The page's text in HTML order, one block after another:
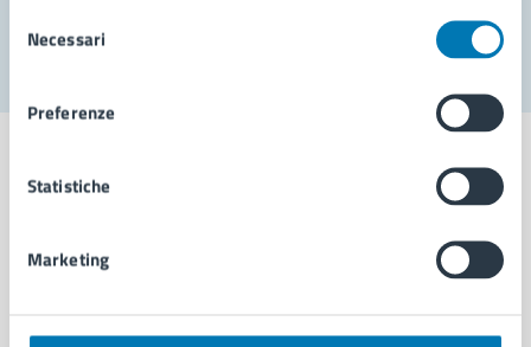
delNecessari
Preferenze
Statistiche
Marketing